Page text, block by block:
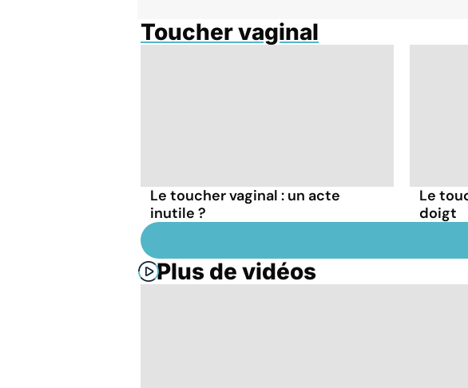
Toucher vaginal
Le toucher vaginal : un acte
inutile ?
Le
doigt
Plus de vidéos